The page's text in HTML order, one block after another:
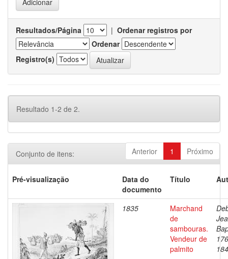
Resultados/Página | Ordenar registros por
Ordenar
Registro(s)
Resultado 1-2 de 2.
Anterior 1 Próximo
Conjunto de itens:
Pré-visualização
Data do
documento
Título
1835
Marchand
de
sambouras.
Vendeur de
palmito